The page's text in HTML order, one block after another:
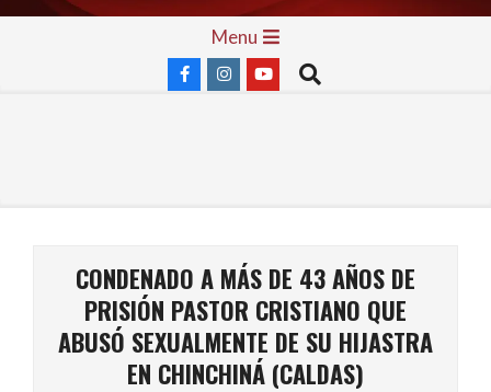
Skip
Menu
Search
CONDENADO A MÁS DE 43 AÑOS DE
PRISIÓN PASTOR CRISTIANO QUE
ABUSÓ SEXUALMENTE DE SU HIJASTRA
EN CHINCHINÁ (CALDAS)